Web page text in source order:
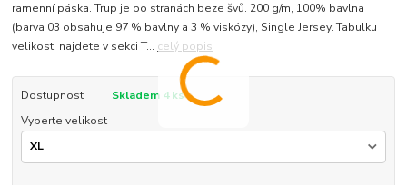
ramenní páska. Trup je po stranách beze švů. 200 g/m, 100% bavlna
(barva 03 obsahuje 97 % bavlny a 3 % viskózy), Single Jersey. Tabulku
velikosti najdete v sekci T... celý popis
Dostupnost
Skladem 4 ks
Vyberte velikost